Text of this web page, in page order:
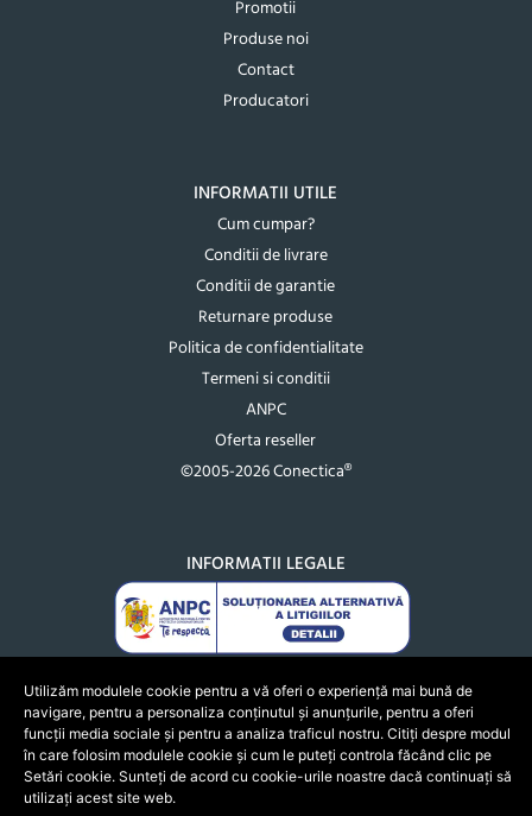
Promotii
Produse noi
Contact
Producatori
INFORMATII UTILE
Cum cumpar?
Conditii de livrare
Conditii de garantie
Returnare produse
Politica de confidentialitate
Termeni si conditii
ANPC
Oferta reseller
©2005-2026 Conectica®
INFORMATII LEGALE
Utilizăm modulele cookie pentru a vă oferi o experiență mai bună de
navigare, pentru a personaliza conținutul și anunțurile, pentru a oferi
funcții media sociale și pentru a analiza traficul nostru. Citiți despre modul
în care folosim modulele cookie și cum le puteți controla făcând clic pe
Setări cookie. Sunteți de acord cu cookie-urile noastre dacă continuați să
utilizați acest site web.